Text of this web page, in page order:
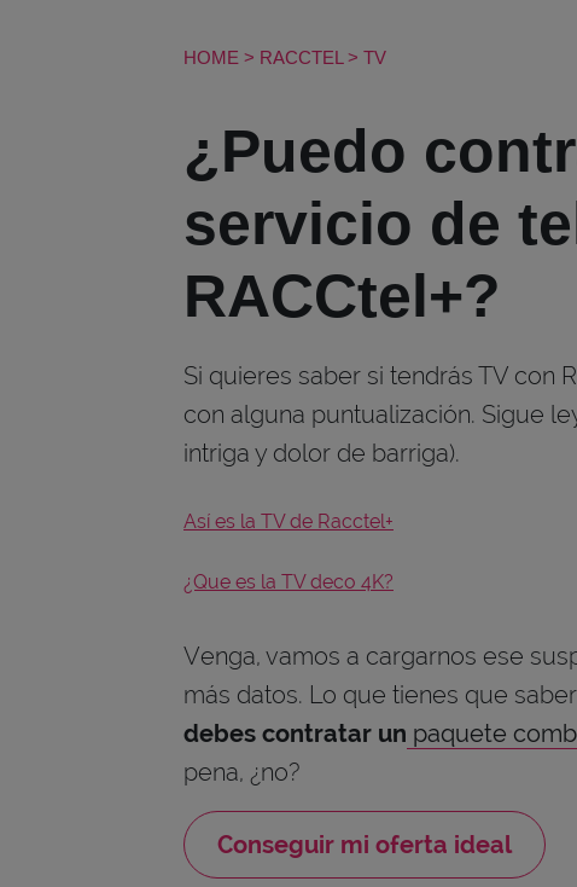
HOME > RACCTEL > TV
¿Puedo
servicio de
RACCtel+?
Si quieres saber si tendrás TV con
con alguna puntualización. Sigue
intriga y dolor de barriga).
Así es la TV de Racctel+
¿Que es la TV deco 4K?
Venga, vamos a cargarnos ese
más datos. Lo que tienes que
debes contratar un paquete
pena, ¿no?
Conseguir mi oferta ideal